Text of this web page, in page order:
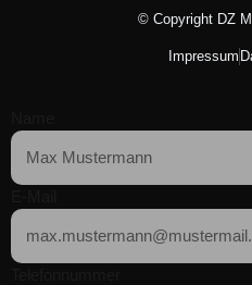
© Copyright DZ
Impressum